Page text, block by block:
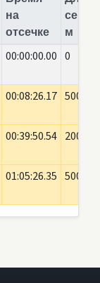
на
отсечке
м
00:00:00.00 0
00:08:26.17 500
00:39:50.54 20000
01:05:26.35 5000